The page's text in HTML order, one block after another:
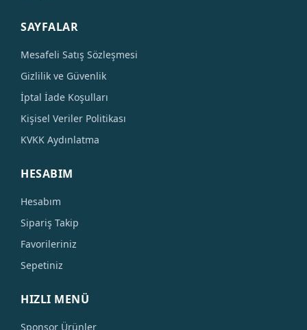
SAYFALAR
Mesafeli Satış Sözleşmesi
Gizlilik ve Güvenlik
İptal İade Koşulları
Kişisel Veriler Politikası
KVKK Aydınlatma
HESABIM
Hesabım
Sipariş Takip
Favorileriniz
Sepetiniz
HIZLI MENÜ
Sponsor Ürünler